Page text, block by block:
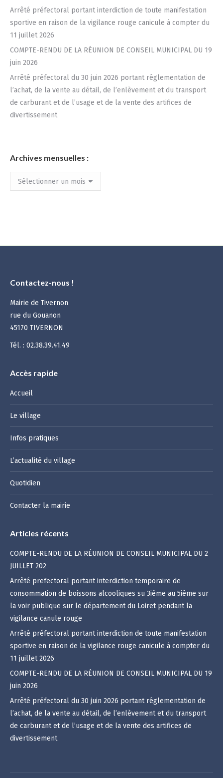
Arrêté préfectoral portant interdiction de toute manifestation
sportive en raison de la vigilance rouge canicule à compter du
11 juillet 2026
COMPTE-RENDU DE LA RÉUNION DE CONSEIL MUNICIPAL DU 19
juin 2026
Arrêté préfectoral du 30 juin 2026 portant réglementation de
l’achat, de la vente au détail, de l’enlèvement et du transport
de carburant et de l’usage et de la vente des artifices de
divertissement
Archives mensuelles :
Archives
mensuelles
Contactez-nous !
Mairie de Tivernon
rue du Gouanon
45170 TIVERNON
Tél. : 02.38.39.41.49
Accès rapide
Accueil
Le village
Infos pratiques
L’actualité du village
Quotidien
Contacter la mairie
Articles récents
COMPTE-RENDU DE LA RÉUNION DE CONSEIL MUNICIPAL DU 2
JUILLET 202
Arrêté prefectoral portant interdiction temporaire de
consommation de boissons alcooliques su 3ième au 5ième sur
la voir publique sur le département du Loiret pendant la
vigilance canule rouge
Arrêté préfectoral portant interdiction de toute manifestation
sportive en raison de la vigilance rouge canicule à compter du
11 juillet 2026
COMPTE-RENDU DE LA RÉUNION DE CONSEIL MUNICIPAL DU 19
juin 2026
Arrêté préfectoral du 30 juin 2026 portant réglementation de
l’achat, de la vente au détail, de l’enlèvement et du transport
de carburant et de l’usage et de la vente des artifices de
divertissement